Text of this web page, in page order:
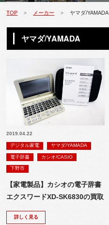
TOP > メーカー > ヤマダ/YAMADA
ヤマダ/YAMADA
2019.04.22
デジタル家電 ヤマダ/YAMADA
電子辞書 カシオ/CASIO
下野市
【家電製品】カシオの電子辞書
エクスワードXD-SK6830の買取
詳しく見る